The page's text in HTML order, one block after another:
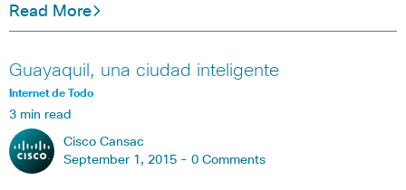
Read More
Guayaquil, una ciudad inteligente
Internet de Todo
3 min read
Cisco Cansac
September 1, 2015 - 0 Comments